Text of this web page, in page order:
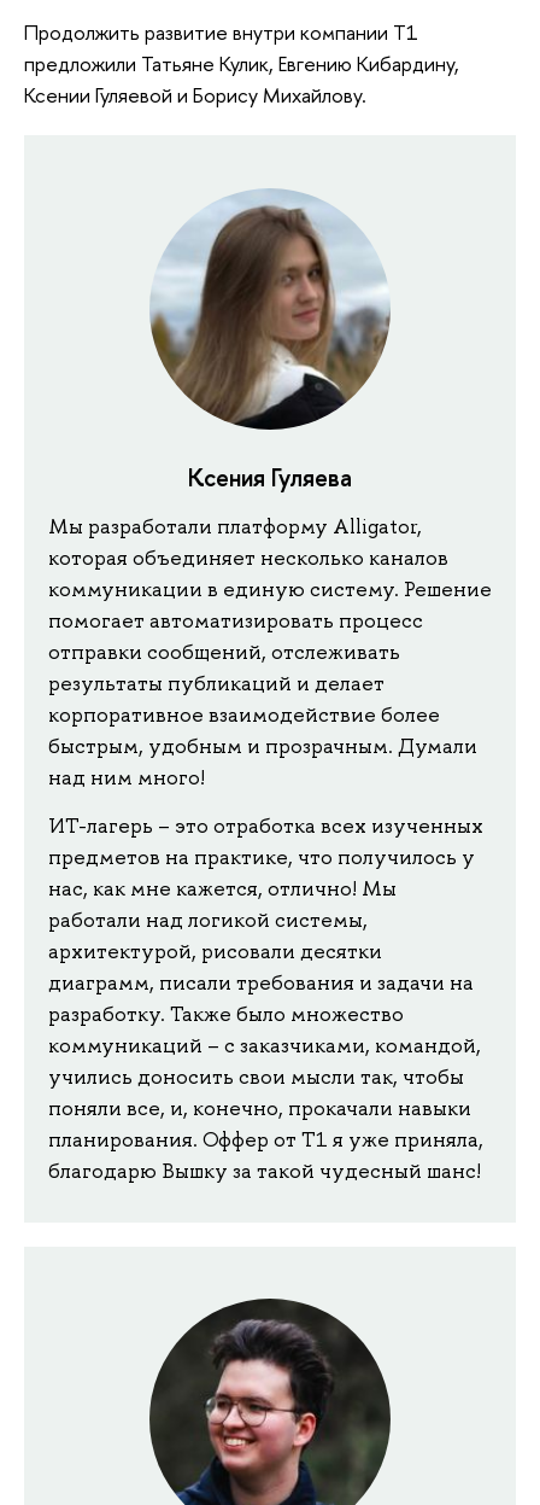
Продолжить развитие внутри компании Т1
предложили Татьяне Кулик, Евгению Кибардину,
Ксении Гуляевой и Борису Михайлову.
Ксения Гуляева
Мы разработали платформу Alligator,
которая объединяет несколько каналов
коммуникации в единую систему. Решение
помогает автоматизировать процесс
отправки сообщений, отслеживать
результаты публикаций и делает
корпоративное взаимодействие более
быстрым, удобным и прозрачным. Думали
над ним много!
ИТ-лагерь – это отработка всех изученных
предметов на практике, что получилось у
нас, как мне кажется, отлично! Мы
работали над логикой системы,
архитектурой, рисовали десятки
диаграмм, писали требования и задачи на
разработку. Также было множество
коммуникаций – с заказчиками, командой,
учились доносить свои мысли так, чтобы
поняли все, и, конечно, прокачали навыки
планирования. Оффер от Т1 я уже приняла,
благодарю Вышку за такой чудесный шанс!